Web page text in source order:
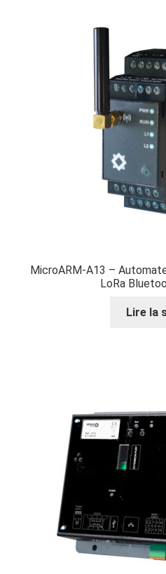
MicroARM-A13 –
LoRa
Lire la